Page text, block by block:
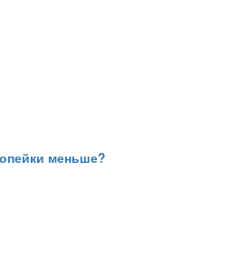
меньше?